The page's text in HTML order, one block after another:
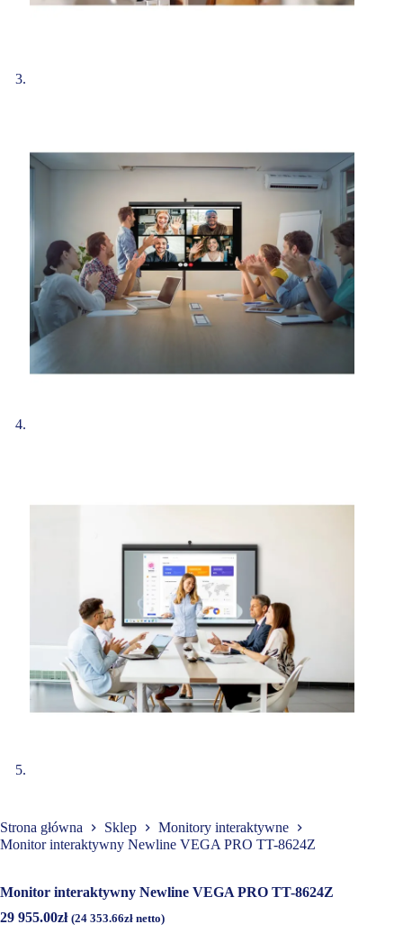
Strona główna Sklep
Monitory interaktywne
Monitor interaktywny Newline VEGA PRO TT-8624Z
Monitor interaktywny Newline VEGA PRO TT-8624Z
29 955.00zł (24 353.66zł netto)